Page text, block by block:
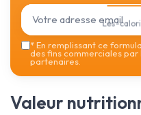
Les-
*En remplissant ce
des fins commerciales
partenaires.
Valeur